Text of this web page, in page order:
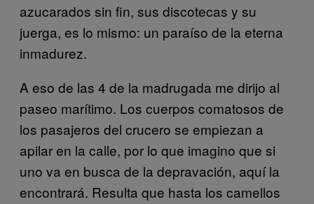
azucarados sin fin, sus discotecas y su
juerga, es lo mismo: un paraíso de la eterna
inmadurez.
A eso de las 4 de la madrugada me dirijo al
paseo marítimo. Los cuerpos comatosos de
los pasajeros del crucero se empiezan a
apilar en la calle, por lo que imagino que si
uno va en busca de la depravación, aquí la
encontrará. Resulta que hasta los camellos